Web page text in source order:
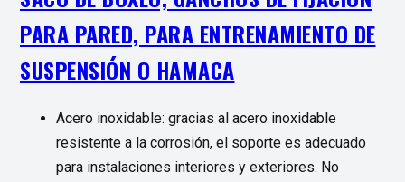
PARA PARED, PARA ENTRENAMIENTO DE
SUSPENSIÓN O HAMACA
Acero inoxidable: gracias al acero inoxidable
resistente a la corrosión, el soporte es adecuado
para instalaciones interiores y exteriores. No